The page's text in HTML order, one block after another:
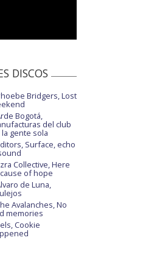
DISCOS
Bridgers, Lost
Bogotá,
del club
la gente sola
Surface, echo
Collective, Here
of hope
de Luna,
Avalanches, No
memories
Cookie